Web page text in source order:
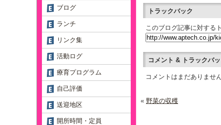
トラックバック
このブログ記事に対する
コメント & トラックバ
コメントはまだありませ
« 野菜の収穫
ブログ
ランチ
リンク集
活動ログ
療育プログラム
自己評価
送迎地区
開所時間・定員